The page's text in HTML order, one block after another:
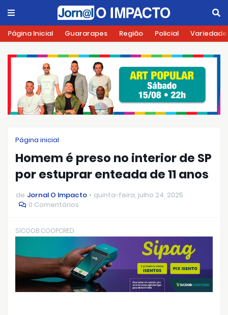
Página Inicial Guararapes Região Policial
Página inicial
Homem é preso no interior de SP
por estuprar enteada de 11 anos
de Jornal O Impacto
quinta-feira, julho 24, 2025
0 Comentários
SICOOB COOPCRED